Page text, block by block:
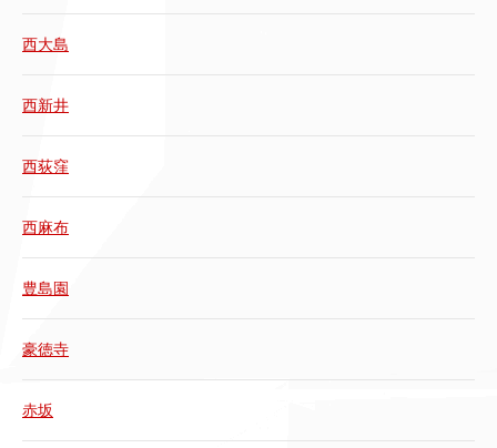
西大島
西新井
西荻窪
西麻布
豊島園
豪徳寺
赤坂